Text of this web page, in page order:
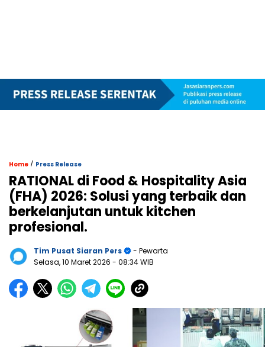
Home / Press Release
RATIONAL di Food & Hospitality Asia
(FHA) 2026: Solusi yang terbaik dan
berkelanjutan untuk kitchen
profesional.
Tim Pusat Siaran Pers
- Pewarta
Selasa, 10 Maret 2026 - 08:34 WIB